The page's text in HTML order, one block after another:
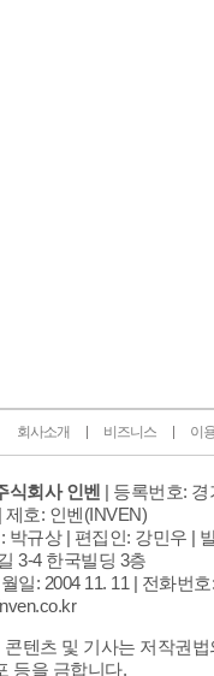
회사소개 비즈니스 이
식회사 인벤 | 등록번호:
제호: 인벤(INVEN)
박규상 | 편집인: 강민우 |
3-4 한국빌딩 3층
일: 2004 11. 11 | 전화번호
콘텐츠 및 기사는 저작권
등을 금합니다.